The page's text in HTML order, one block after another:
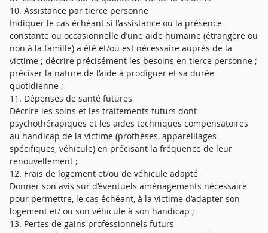
10. Assistance par tierce personne
Indiquer le cas échéant si l’assistance ou la présence
constante ou occasionnelle d’une aide humaine (étrangère ou
non à la famille) a été et/ou est nécessaire auprès de la
victime ; décrire précisément les besoins en tierce personne ;
préciser la nature de l’aide à prodiguer et sa durée
quotidienne ;
11. Dépenses de santé futures
Décrire les soins et les traitements futurs dont
psychothérapiques et les aides techniques compensatoires
au handicap de la victime (prothèses, appareillages
spécifiques, véhicule) en précisant la fréquence de leur
renouvellement ;
12. Frais de logement et/ou de véhicule adapté
Donner son avis sur d’éventuels aménagements nécessaire
pour permettre, le cas échéant, à la victime d’adapter son
logement et/ ou son véhicule à son handicap ;
13. Pertes de gains professionnels futurs